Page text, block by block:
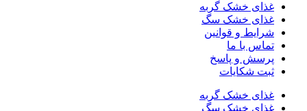
غذای خشک گربه
غذای خشک سگ
شرایط و قوانین
تماس با ما
پرسش و پاسخ
ثبت شکایات
غذای خشک گربه
غذای خشک سگ